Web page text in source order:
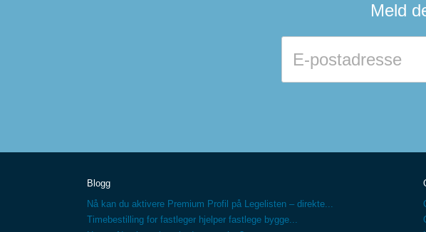
Meld
Blogg
Nå kan du aktivere Premium Profil på Legelisten – direkte...
Timebestilling for fastleger hjelper fastlege bygge...